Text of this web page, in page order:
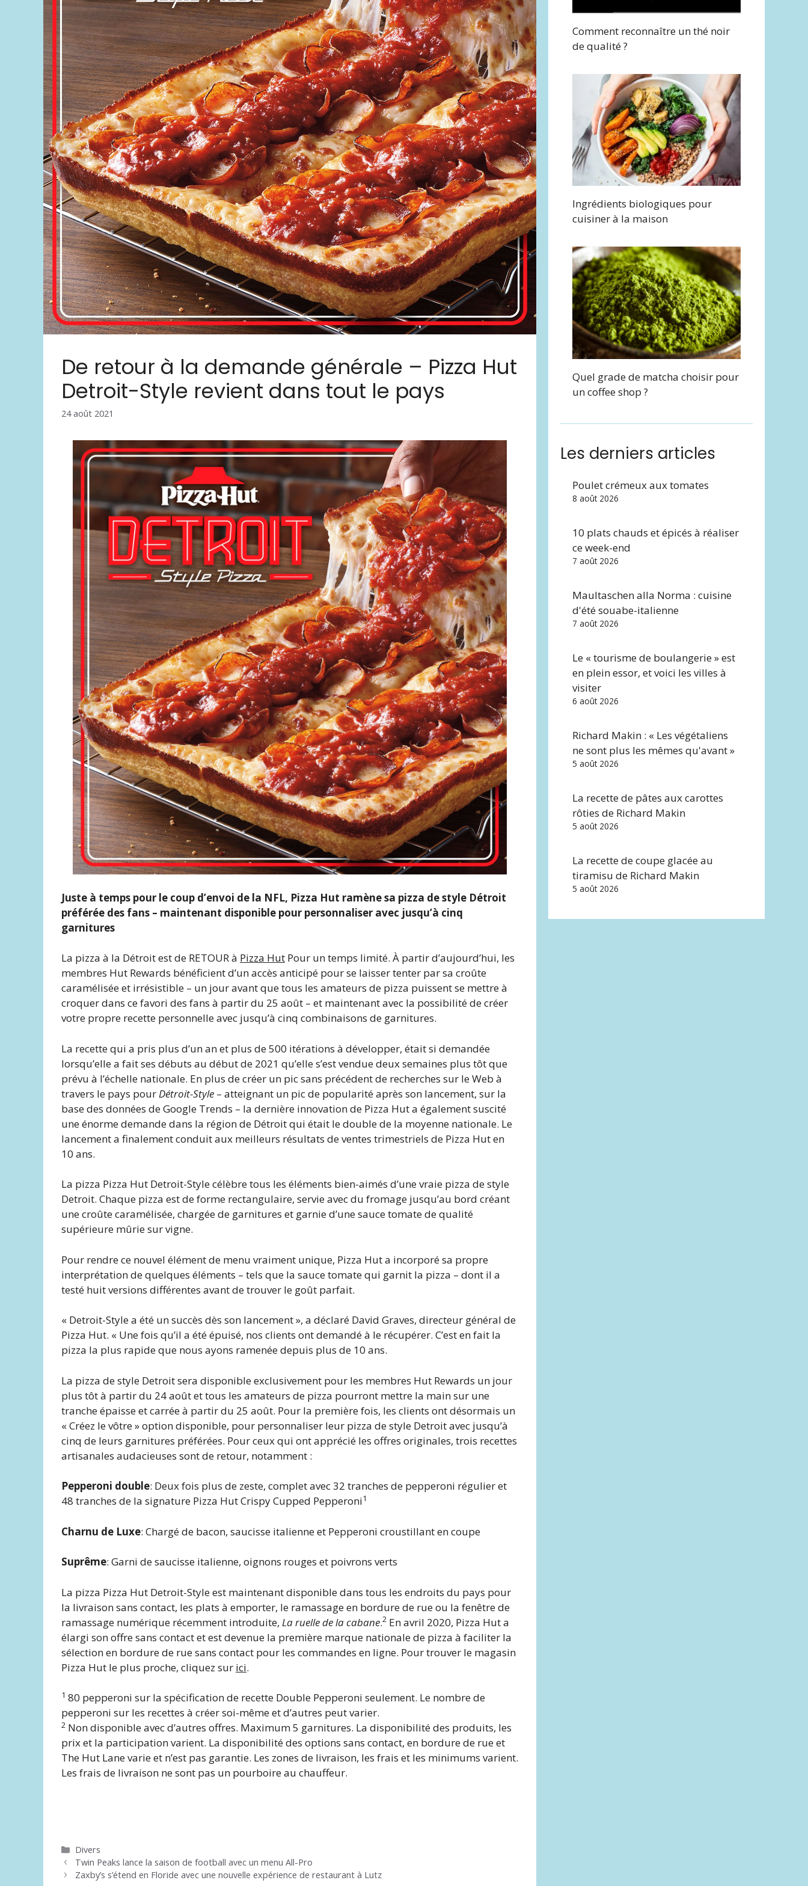
De retour à la demande générale – Pizza Hut
Detroit-Style revient dans tout le pays
24 août 2021
Juste à temps pour le coup d’envoi de la NFL, Pizza Hut ramène sa pizza de style Détroit
préférée des fans – maintenant disponible pour personnaliser avec jusqu’à cinq
garnitures
La pizza à la Détroit est de RETOUR à Pizza Hut Pour un temps limité. À partir d’aujourd’hui, les
membres Hut Rewards bénéficient d’un accès anticipé pour se laisser tenter par sa croûte
caramélisée et irrésistible – un jour avant que tous les amateurs de pizza puissent se mettre à
croquer dans ce favori des fans à partir du 25 août – et maintenant avec la possibilité de créer
votre propre recette personnelle avec jusqu’à cinq combinaisons de garnitures.
La recette qui a pris plus d’un an et plus de 500 itérations à développer, était si demandée
lorsqu’elle a fait ses débuts au début de 2021 qu’elle s’est vendue deux semaines plus tôt que
prévu à l’échelle nationale. En plus de créer un pic sans précédent de recherches sur le Web à
travers le pays pourDétroit-Style – atteignant un pic de popularité après son lancement, sur la
base des données de Google Trends – la dernière innovation de Pizza Hut a également suscité
une énorme demande dans la région de Détroit qui était le double de la moyenne nationale. Le
lancement a finalement conduit aux meilleurs résultats de ventes trimestriels de Pizza Hut en
10 ans.
La pizza Pizza Hut Detroit-Style célèbre tous les éléments bien-aimés d’une vraie pizza de style
Detroit. Chaque pizza est de forme rectangulaire, servie avec du fromage jusqu’au bord créant
une croûte caramélisée, chargée de garnitures et garnie d’une sauce tomate de qualité
supérieure mûrie sur vigne.
Pour rendre ce nouvel élément de menu vraiment unique, Pizza Hut a incorporé sa propre
interprétation de quelques éléments – tels que la sauce tomate qui garnit la pizza – dont il a
testé huit versions différentes avant de trouver le goût parfait.
« Detroit-Style a été un succès dès son lancement », a déclaré David Graves, directeur général de
Pizza Hut. « Une fois qu’il a été épuisé, nos clients ont demandé à le récupérer. C’est en fait la
pizza la plus rapide que nous ayons ramenée depuis plus de 10 ans.
La pizza de style Detroit sera disponible exclusivement pour les membres Hut Rewards un jour
plus tôt à partir du 24 août et tous les amateurs de pizza pourront mettre la main sur une
tranche épaisse et carrée à partir du 25 août. Pour la première fois, les clients ont désormais un
« Créez le vôtre » option disponible, pour personnaliser leur pizza de style Detroit avec jusqu’à
cinq de leurs garnitures préférées. Pour ceux qui ont apprécié les offres originales, trois recettes
artisanales audacieuses sont de retour, notamment :
Pepperoni double: Deux fois plus de zeste, complet avec 32 tranches de pepperoni régulier et
48 tranches de la signature Pizza Hut Crispy Cupped Pepperoni1
Charnu de Luxe: Chargé de bacon, saucisse italienne et Pepperoni croustillant en coupe
Suprême: Garni de saucisse italienne, oignons rouges et poivrons verts
La pizza Pizza Hut Detroit-Style est maintenant disponible dans tous les endroits du pays pour
la livraison sans contact, les plats à emporter, le ramassage en bordure de rue ou la fenêtre de
ramassage numérique récemment introduite, La ruelle de la cabane.2 En avril 2020, Pizza Hut a
élargi son offre sans contact et est devenue la première marque nationale de pizza à faciliter la
sélection en bordure de rue sans contact pour les commandes en ligne. Pour trouver le magasin
Pizza Hut le plus proche, cliquez sur ici.
1 80 pepperoni sur la spécification de recette Double Pepperoni seulement. Le nombre de
pepperoni sur les recettes à créer soi-même et d’autres peut varier.
2 Non disponible avec d’autres offres. Maximum 5 garnitures. La disponibilité des produits, les
prix et la participation varient. La disponibilité des options sans contact, en bordure de rue et
The Hut Lane varie et n’est pas garantie. Les zones de livraison, les frais et les minimums varient.
Les frais de livraison ne sont pas un pourboire au chauffeur.
Catégories
Divers
Twin Peaks lance la saison de football avec un menu All-Pro
Zaxby’s s’étend en Floride avec une nouvelle expérience de restaurant à Lutz
Comment reconnaître un thé noir
de qualité ?
Ingrédients biologiques pour
cuisiner à la maison
Quel grade de matcha choisir pour
un coffee shop ?
Les derniers articles
Poulet crémeux aux tomates
8 août 2026
10 plats chauds et épicés à réaliser
ce week-end
7 août 2026
Maultaschen alla Norma : cuisine
d'été souabe-italienne
7 août 2026
Le « tourisme de boulangerie » est
en plein essor, et voici les villes à
visiter
6 août 2026
Richard Makin : « Les végétaliens
ne sont plus les mêmes qu'avant »
5 août 2026
La recette de pâtes aux carottes
rôties de Richard Makin
5 août 2026
La recette de coupe glacée au
tiramisu de Richard Makin
5 août 2026